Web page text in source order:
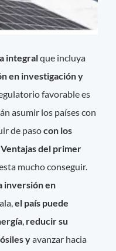
integralque incluya
en investigación y
favorable es
asumir los países con
de pasocon los
Ventajas del primer
mucho conseguir.
inversión en
el país puede
, reducir su
yavanzar hacia